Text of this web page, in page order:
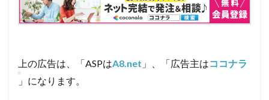
セスト
レード
ューコ
マース
上の広告は、「ASPはA8.net 」、「広告主はココナラ
」になります。